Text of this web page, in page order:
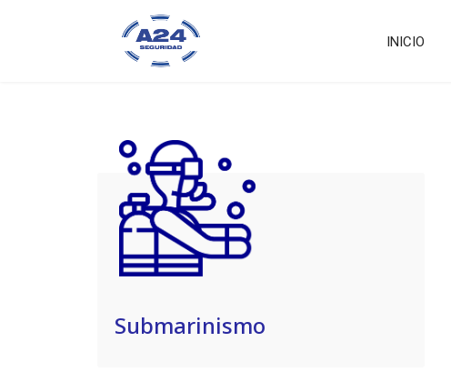
INICIO
Submarinismo